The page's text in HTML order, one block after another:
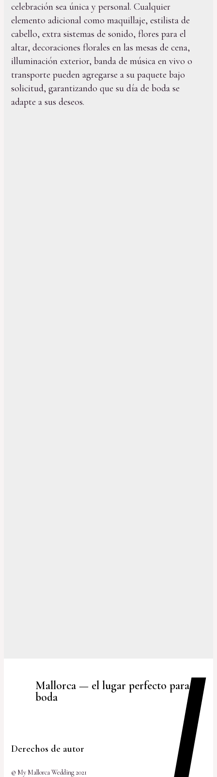
celebración sea única y personal. Cualquier
elemento adicional como maquillaje, estilista de
cabello, extra sistemas de sonido, flores para el
altar, decoraciones florales en las mesas de cena,
illuminación exterior, banda de música en vivo o
transporte pueden agregarse a su paquete bajo
solicitud, garantizando que su día de boda se
adapte a sus deseos.
Mallorca — el lugar perfecto para su
boda
Derechos de autor
© My Mallorca Wedding 2021